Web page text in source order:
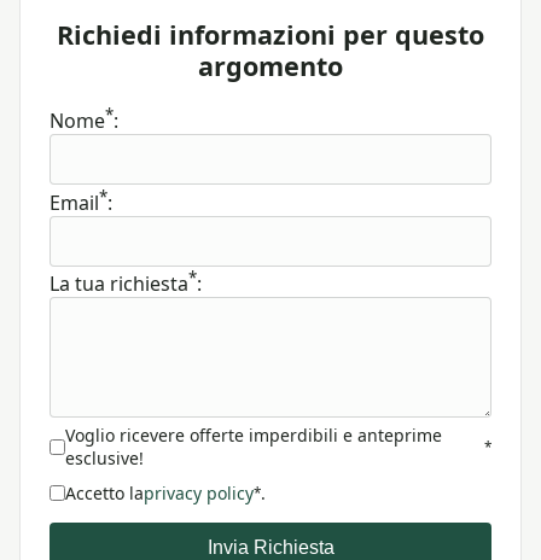
Richiedi informazioni per questo
argomento
Nome*:
Email*:
La tua richiesta*:
Voglio ricevere offerte imperdibili e anteprime
esclusive!
*
Accetto laprivacy policy*.
Invia Richiesta